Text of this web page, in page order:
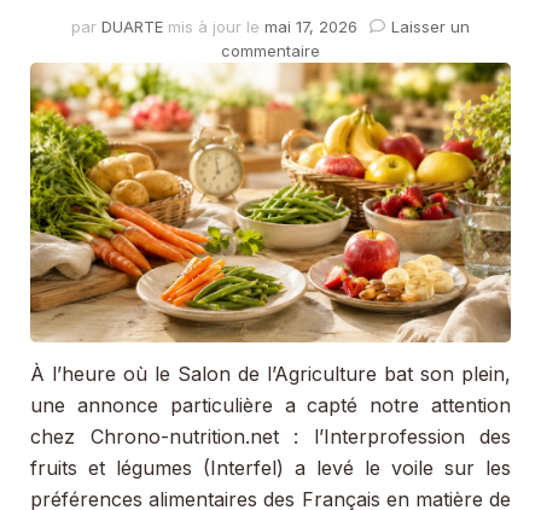
par DUARTE mis à jour le mai 17, 2026
Laisser un
commentaire
Les
fruits
et
légumes
préférérés
des
Français
À l’heure où le Salon de l’Agriculture bat son plein,
une annonce particulière a capté notre attention
chez Chrono-nutrition.net : l’Interprofession des
fruits et légumes (Interfel) a levé le voile sur les
préférences alimentaires des Français en matière de